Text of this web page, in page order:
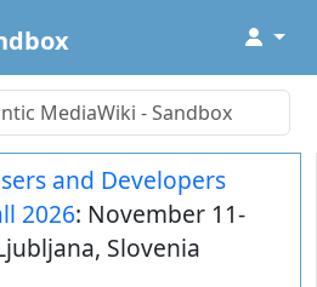
↓
and Developers
2026: November 11-
Slovenia